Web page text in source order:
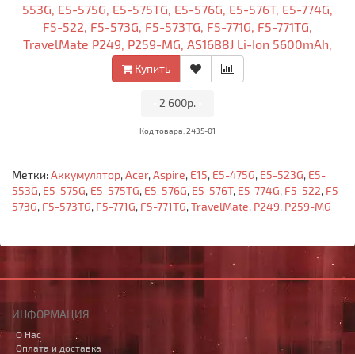
553G, E5-575G, E5-575TG, E5-576G, E5-576T, E5-774G,
F5-522, F5-573G, F5-573TG, F5-771G, F5-771TG,
TravelMate P249, P259-MG, AS16B8J Li-Ion 5600mAh,
10.95V Оригинал
Купить
2 600р.
Код товара: 2435-01
Метки:Аккумулятор,Acer,Aspire, E15, E5-475G, E5-523G, E5-
553G, E5-575G, E5-575TG, E5-576G, E5-576T, E5-774G, F5-522, F5-
573G, F5-573TG, F5-771G, F5-771TG,TravelMate, P249, P259-MG
ИНФОРМАЦИЯ
О Нас
Оплата и доставка